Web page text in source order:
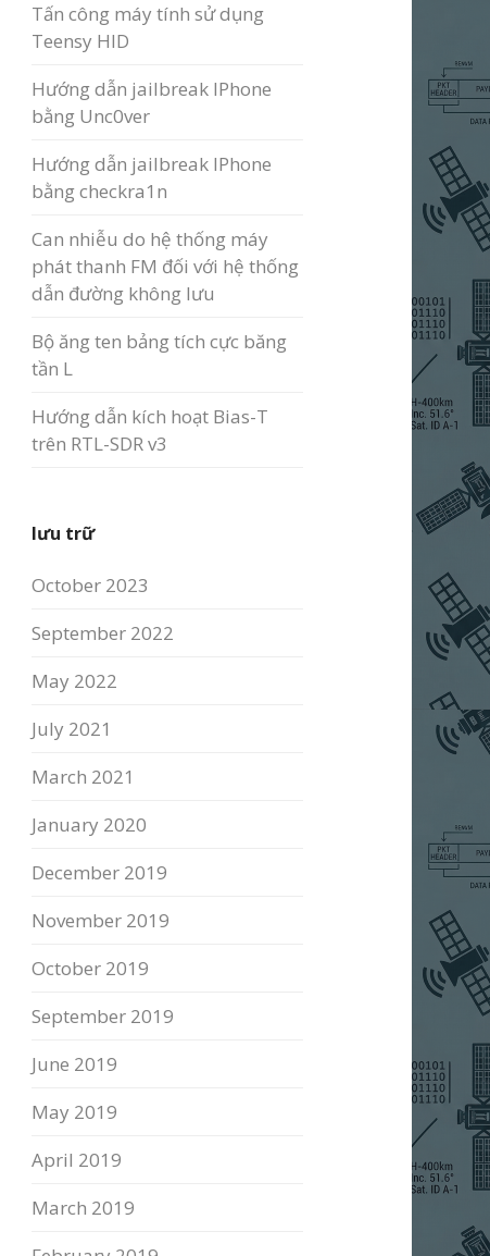
Tấn công máy tính sử dụng
Teensy HID
Hướng dẫn jailbreak IPhone
bằng Unc0ver
Hướng dẫn jailbreak IPhone
bằng checkra1n
Can nhiễu do hệ thống máy
phát thanh FM đối với hệ thống
dẫn đường không lưu
Bộ ăng ten bảng tích cực băng
tần L
Hướng dẫn kích hoạt Bias-T
trên RTL-SDR v3
lưu trữ
October 2023
September 2022
May 2022
July 2021
March 2021
January 2020
December 2019
November 2019
October 2019
September 2019
June 2019
May 2019
April 2019
March 2019